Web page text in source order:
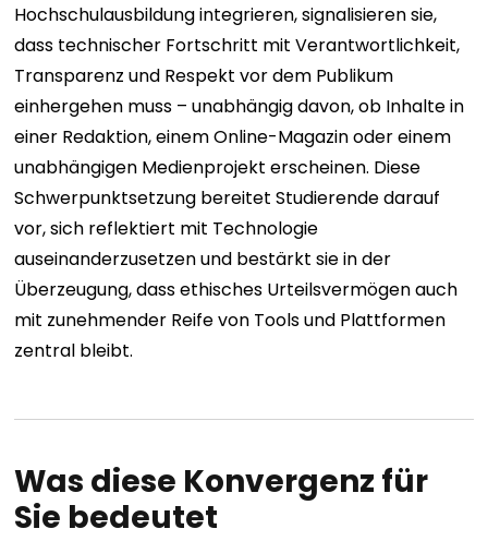
Hochschulausbildung integrieren, signalisieren sie,
dass technischer Fortschritt mit Verantwortlichkeit,
Transparenz und Respekt vor dem Publikum
einhergehen muss – unabhängig davon, ob Inhalte in
einer Redaktion, einem Online-Magazin oder einem
unabhängigen Medienprojekt erscheinen. Diese
Schwerpunktsetzung bereitet Studierende darauf
vor, sich reflektiert mit Technologie
auseinanderzusetzen und bestärkt sie in der
Überzeugung, dass ethisches Urteilsvermögen auch
mit zunehmender Reife von Tools und Plattformen
zentral bleibt.
Was diese Konvergenz für
Sie bedeutet